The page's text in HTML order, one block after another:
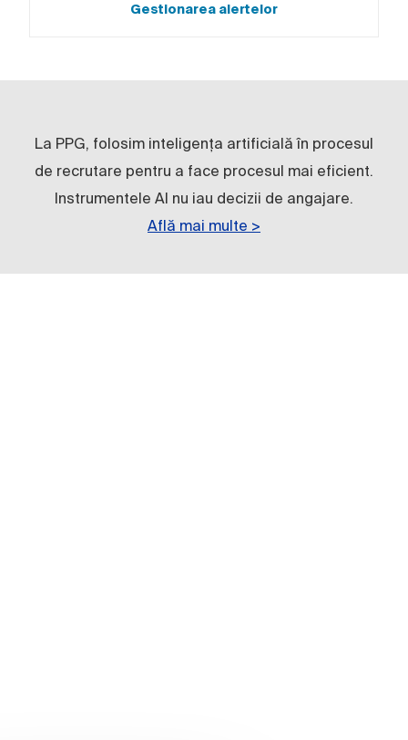
Gestionarea alertelor
La PPG, folosim inteligența artificială în procesul
de recrutare pentru a face procesul mai eficient.
Instrumentele AI nu iau decizii de angajare.
Află mai multe >